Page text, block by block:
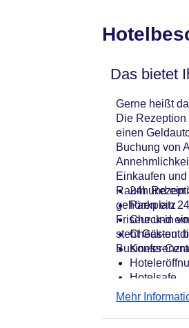
Das bietet
Gerne heißt
Die
einen
Buchung von
Einkaufen
Raum und ein
gehören ein
Friseur und
steht Gästen
Business-
24h
Parkplatz
Check-in
Check-out
Hotelsafe
WLAN/WiFi
Lift
Mehr